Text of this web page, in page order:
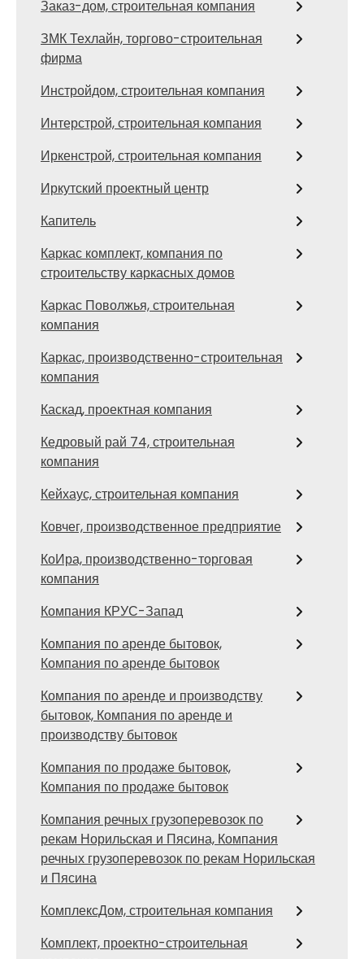
Заказ-дом, строительная компания
ЗМК Техлайн, торгово-строительная
фирма
Инстройдом, строительная компания
Интерстрой, строительная компания
Иркенстрой, строительная компания
Иркутский проектный центр
Капитель
Каркас комплект, компания по
строительству каркасных домов
Каркас Поволжья, строительная
компания
Каркас, производственно-строительная
компания
Каскад, проектная компания
Кедровый рай 74, строительная
компания
Кейхаус, строительная компания
Ковчег, производственное предприятие
КоИра, производственно-торговая
компания
Компания КРУС-Запад
Компания по аренде бытовок,
Компания по аренде бытовок
Компания по аренде и производству
бытовок, Компания по аренде и
производству бытовок
Компания по продаже бытовок,
Компания по продаже бытовок
Компания речных грузоперевозок по
рекам Норильская и Пясина, Компания
речных грузоперевозок по рекам Норильская
и Пясина
КомплексДом, строительная компания
Комплект, проектно-строительная